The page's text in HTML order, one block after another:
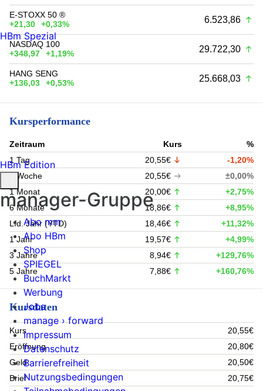
E-STOXX 50 ®
+21,30
+0,33% 6.523,86
NASDAQ 100
+348,97
+1,19% 29.722,30
HANG SENG
+136,03
+0,53% 25.668,03
Kursperformance
Zeitraum Kurs
%
1 Tag
20,55€
-1,20%
1 Woche
20,55€
±0,00%
1 Monat
20,00€
+2,75%
6 Monate
18,86€
+8,95%
Lfd. Jahr (YTD)
18,46€
+11,32%
1 Jahr
19,57€
+4,99%
3 Jahre
8,94€
+129,76%
5 Jahre
7,88€ +160,76%
Kursdaten
Kurs
20,55€
Eröffnung
20,80€
Geld
20,50€
Brief
20,75€
HBm Spezial
HBm Edition
manager-Gruppe
Abo mm
Abo HBm
Shop
SPIEGEL
BuchMarkt
Werbung
Jobs
manage › forward
Impressum
Datenschutz
Barrierefreiheit
Nutzungsbedingungen